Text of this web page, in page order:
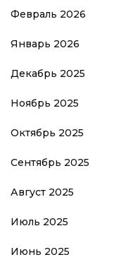
Февраль 2026
Январь 2026
Декабрь 2025
Ноябрь 2025
Октябрь 2025
Сентябрь 2025
Август 2025
Июль 2025
Июнь 2025